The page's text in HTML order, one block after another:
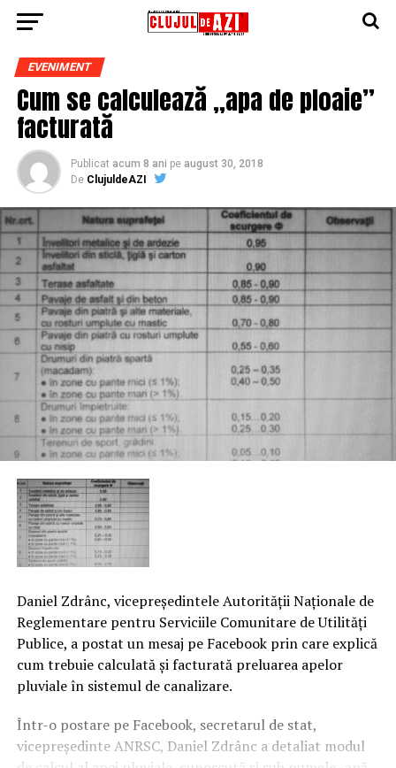
EVENIMENT
Cum se calculează „apa de ploaie”
facturată
Publicat acum 8 ani pe august 30, 2018
De ClujuldeAZI
Daniel Zdrânc, vicepreşedintele Autorităţii Naţionale de
Reglementare pentru Serviciile Comunitare de Utilităţi
Publice, a postat un mesaj pe Facebook prin care explică
cum trebuie calculată şi facturată preluarea apelor
pluviale în sistemul de canalizare.
Într-o postare pe Facebook, secretarul de stat,
vicepreşedinte ANRSC, Daniel Zdrânc a detaliat modul